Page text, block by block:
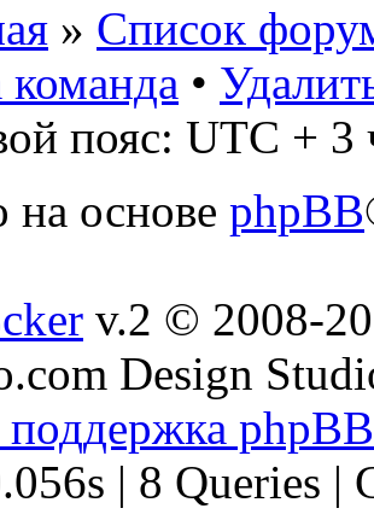
» Список
•
пояс: UTC + 3
на основе phpBB
v.2 © 2008-
Design
поддержка phpBB
| 8 Queries |